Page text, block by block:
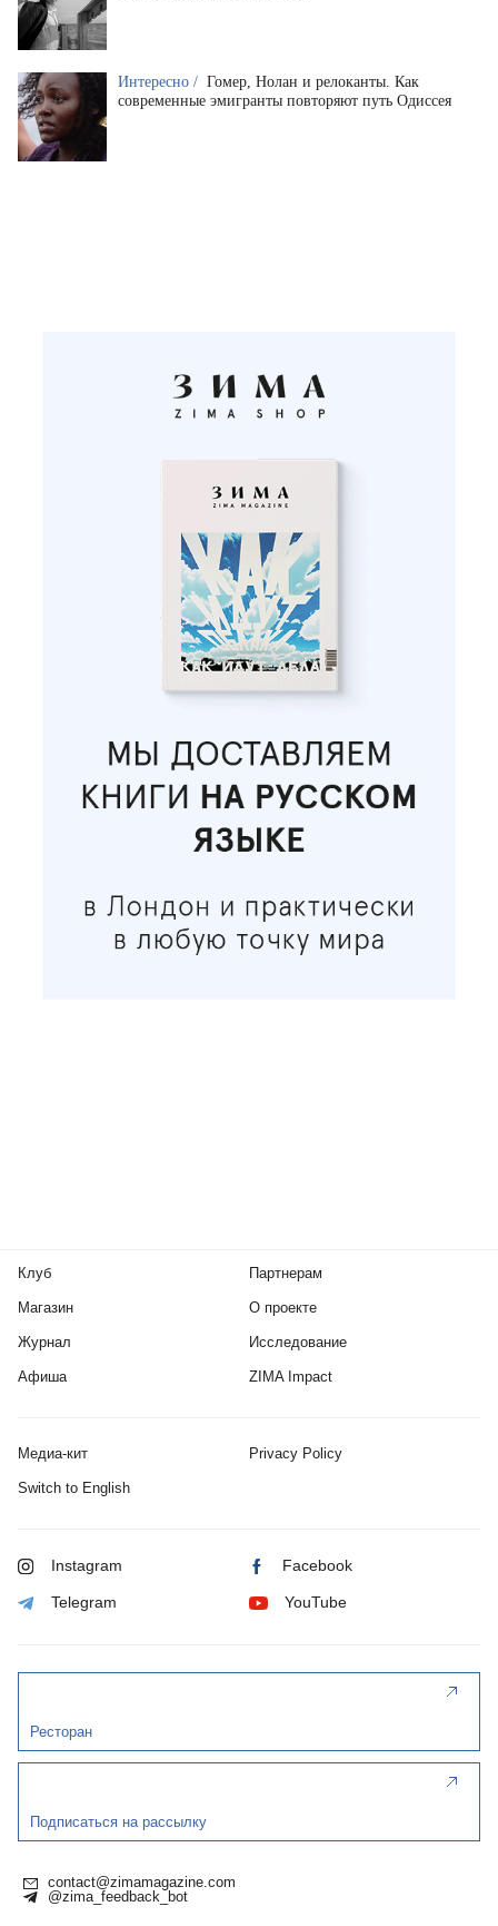
Интересно / Гомер, Нолан и релоканты. Как
современные эмигранты повторяют путь Одиссея
Клуб
Магазин
Журнал
Афиша
Партнерам
О проекте
Исследование
ZIMA Impact
Медиа-кит Privacy Policy
Switch to English
Instagram Facebook
Telegram YouTube
Ресторан
Подписаться на рассылку
contact@zimamagazine.com
@zima_feedback_bot